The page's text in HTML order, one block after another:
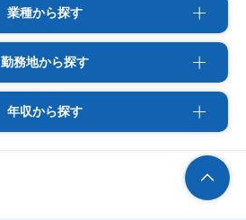
業種から探す
勤務地から探す
年収から探す